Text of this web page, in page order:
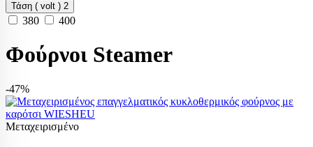
Τάση ( volt ) 2
380 400
Φούρνοι Steamer
-47%
Μεταχειρισμένο